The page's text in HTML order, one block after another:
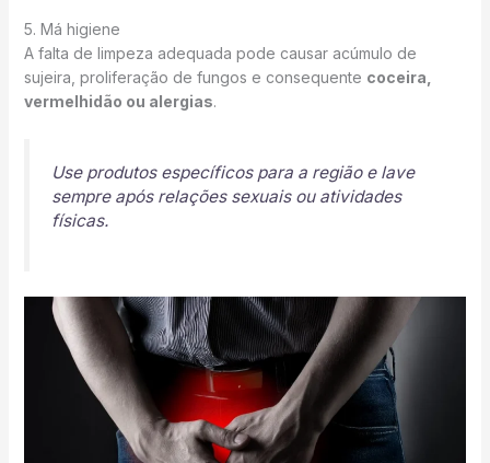
5. Má higiene
A falta de limpeza adequada pode causar acúmulo de
sujeira, proliferação de fungos e consequente coceira,
vermelhidão ou alergias.
Use produtos específicos para a região e lave
sempre após relações sexuais ou atividades
físicas.